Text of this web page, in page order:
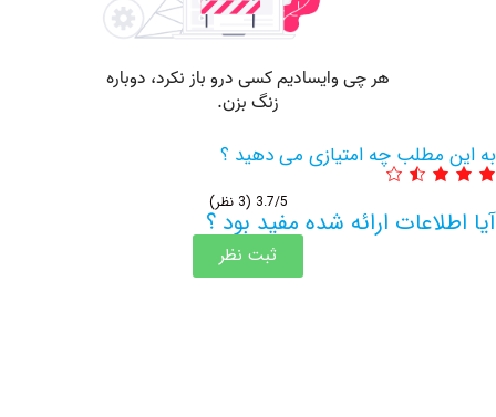
چه امتیازی می دهید ؟
ارائه شده مفید بود ؟
ثبت نظر